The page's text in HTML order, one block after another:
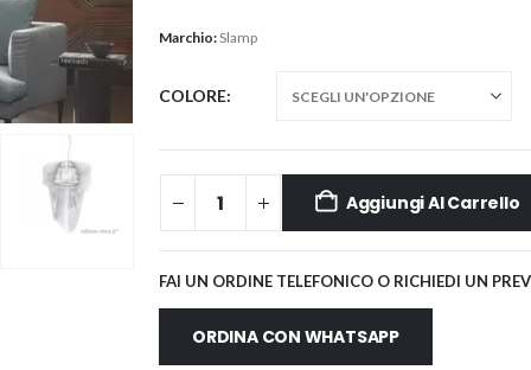
Marchio:Slamp
COLORE
Aggiungi Al Carrello
FAI UN ORDINE TELEFONICO O RICHIEDI UN
ORDINA CON WHATSAPP